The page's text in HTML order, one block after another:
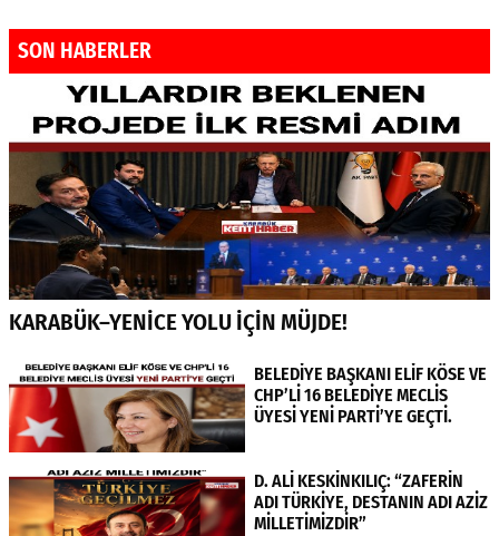
SON HABERLER
KARABÜK–YENİCE YOLU İÇİN MÜJDE!
BELEDİYE BAŞKANI ELİF KÖSE VE
CHP’Lİ 16 BELEDİYE MECLİS
ÜYESİ YENİ PARTİ’YE GEÇTİ.
D. ALİ KESKİNKILIÇ: “ZAFERİN
ADI TÜRKİYE, DESTANIN ADI AZİZ
MİLLETİMİZDİR”